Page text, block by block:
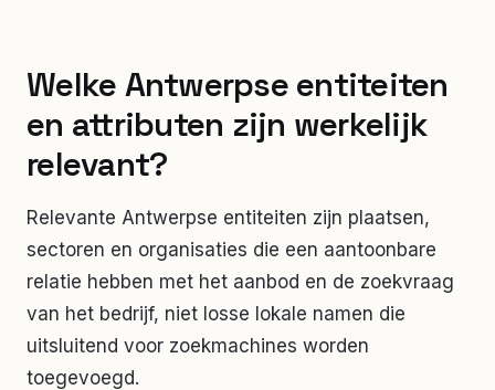
Welke Antwerpse entiteiten
en attributen zijn werkelijk
relevant?
Relevante Antwerpse entiteiten zijn plaatsen,
sectoren en organisaties die een aantoonbare
relatie hebben met het aanbod en de zoekvraag
van het bedrijf, niet losse lokale namen die
uitsluitend voor zoekmachines worden
toegevoegd.